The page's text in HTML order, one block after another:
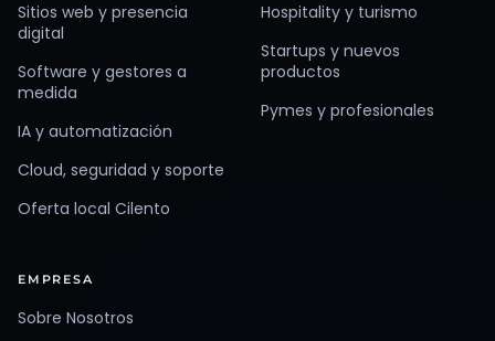
Sitios web y presencia
digital
Software y gestores a
medida
IA y automatización
Cloud, seguridad y soporte
Oferta local Cilento
Hospitality y turismo
Startups y nuevos
productos
Pymes y profesionales
EMPRESA
Sobre Nosotros